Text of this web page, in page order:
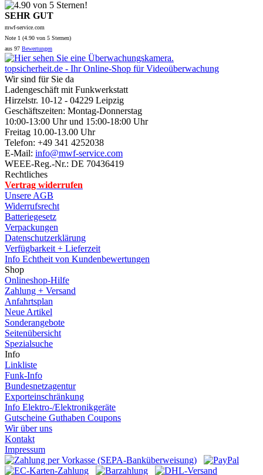
SEHR GUT
mwf-service.com
Note 1 (4.90 von 5 Sternen)
aus 97 Bewertungen
topsicherheit.de - Ihr Online-Shop für Videoüberwachung
Wir sind für Sie da
Ladengeschäft mit Funkwerkstatt
Hirzelstr. 10-12 - 04229 Leipzig
Geschäftszeiten: Montag-Donnerstag
10:00-13:00 Uhr und 15:00-18:00 Uhr
Freitag 10.00-13.00 Uhr
Telefon: +49 341 4252038
E-Mail: info@mwf-service.com
WEEE-Reg.-Nr.: DE 70436419
Rechtliches
Vertrag widerrufen
Unsere AGB
Widerrufsrecht
Batteriegesetz
Verpackungen
Datenschutzerklärung
Verfügbarkeit + Lieferzeit
Info Echtheit von Kundenbewertungen
Shop
Onlineshop-Hilfe
Zahlung + Versand
Anfahrtsplan
Neue Artikel
Sonderangebote
Seitenübersicht
Spezialsuche
Info
Linkliste
Funk-Info
Bundesnetzagentur
Exporteinschränkung
Info Elektro-/Elektronikgeräte
Gutscheine Guthaben Coupons
Wir über uns
Kontakt
Impressum